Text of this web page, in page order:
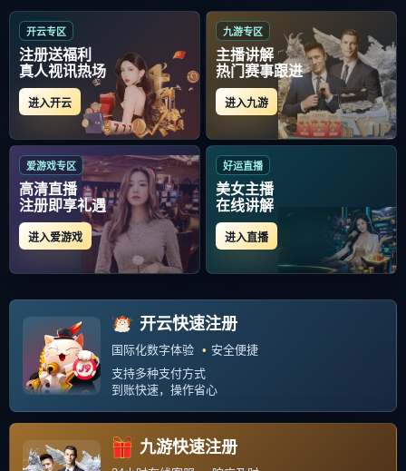
体育科技/政策法规变化
全部 科学健身方法 体育科技/政策法规变化
Fatal error: Allowed memory size of 134217728 bytes
exhausted (tried to allocate 32768 bytes) in
/www/wwwroot/kaiyun-
lols15.com/zb_system/function/lib/thumb.php